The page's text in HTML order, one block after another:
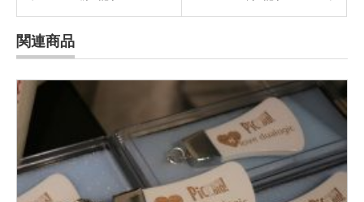
関連商品